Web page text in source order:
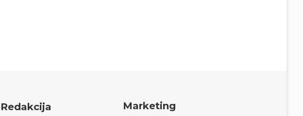
Redakcija Marketing